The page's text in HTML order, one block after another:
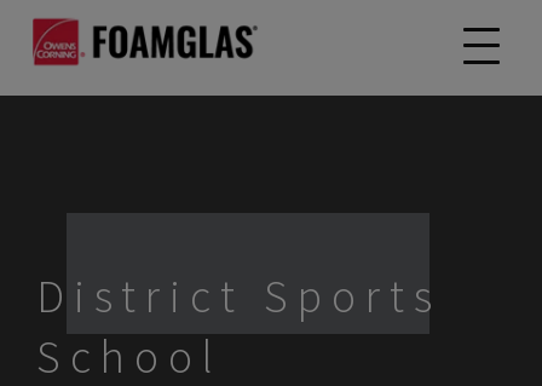
District Sports
School